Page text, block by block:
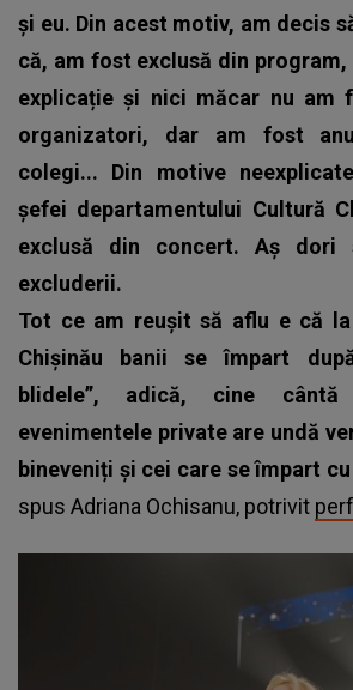
și eu. Din acest motiv, am decis
că, am fost exclusă din
explicație și nici măcar nu am
organizatori, dar am fost
colegi... Din motive
șefei departamentului Cultură
exclusă din concert. Aș dori
excluderii.
Tot ce am reușit să aflu e că
Chișinău banii se împart
blidele”, adică, cine
evenimentele private are undă
bineveniți și cei care se împart
spus Adriana Ochisanu, potrivit